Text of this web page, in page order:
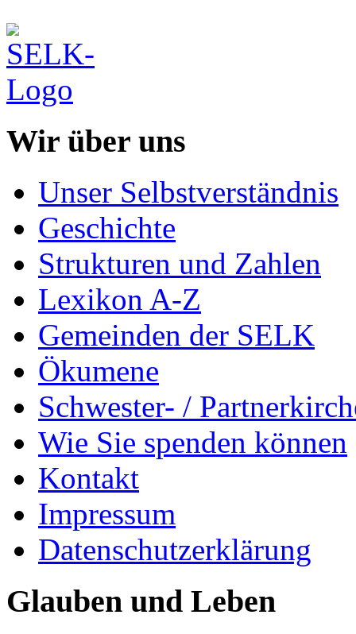
Wir über uns
Unser Selbstverständnis
Geschichte
Strukturen und Zahlen
Lexikon A-Z
Gemeinden der SELK
Ökumene
Schwester- /
Wie Sie spenden können
Kontakt
Impressum
Datenschutzerklärung
Glauben und Leben